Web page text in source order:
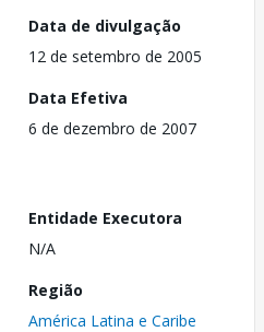
Data de divulgação
12 de setembro de 2005
Data Efetiva
6 de dezembro de 2007
Entidade Executora
N/A
Região
América Latina e Caribe